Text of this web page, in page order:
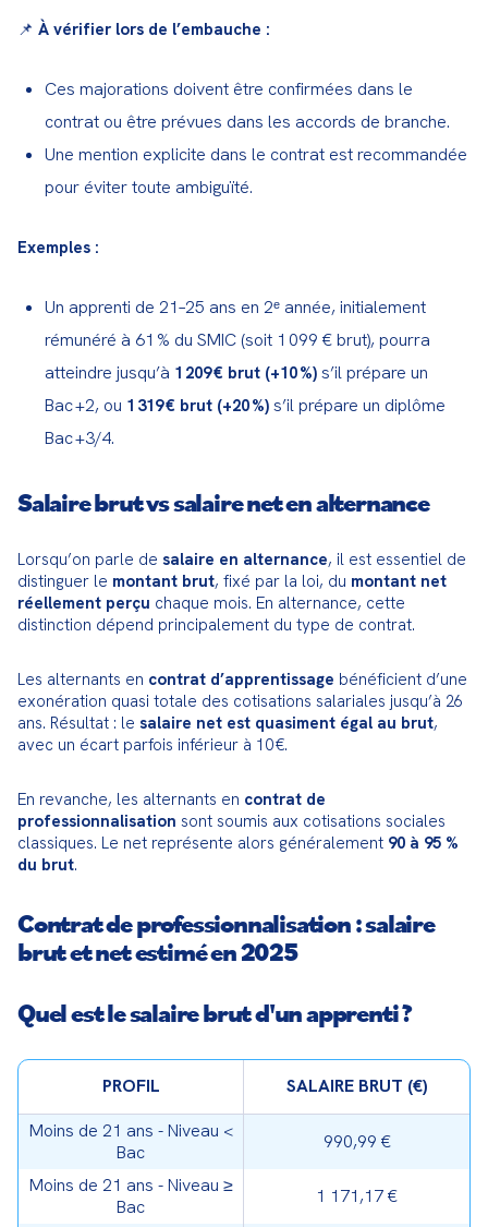
📌 À vérifier lors de l’embauche :
Ces majorations doivent être confirmées dans le
contrat ou être prévues dans les accords de branche.
Une mention explicite dans le contrat est recommandée
pour éviter toute ambiguïté.
Exemples :
Un apprenti de 21–25 ans en 2ᵉ année, initialement
rémunéré à 61 % du SMIC (soit 1 099 € brut), pourra
atteindre jusqu’à 1 209 € brut (+10 %) s’il prépare un
Bac +2, ou 1 319 € brut (+20 %) s’il prépare un diplôme
Bac +3/4.
Salaire brut vs salaire net en alternance
Lorsqu’on parle de salaire en alternance, il est essentiel de
distinguer le montant brut, fixé par la loi, du montant net
réellement perçu chaque mois. En alternance, cette
distinction dépend principalement du type de contrat.
Les alternants en contrat d’apprentissage bénéficient d’une
exonération quasi totale des cotisations salariales jusqu’à 26
ans. Résultat : le salaire net est quasiment égal au brut,
avec un écart parfois inférieur à 10 €.
En revanche, les alternants en contrat de
professionnalisation sont soumis aux cotisations sociales
classiques. Le net représente alors généralement 90 à 95 %
du brut.
Contrat de professionnalisation : salaire
brut et net estimé en 2025
Quel est le salaire brut d'un apprenti ?
PROFIL
SALAIRE BRUT (€)
Moins de 21 ans - Niveau <
Bac
990,99 €
Moins de 21 ans - Niveau ≥
Bac
1 171,17 €